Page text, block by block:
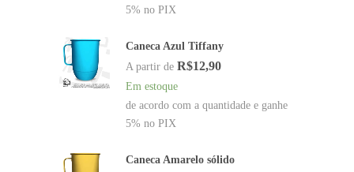
5% no PIX
Caneca Azul Tiffany
A partir de R$12,90
Em estoque
de acordo com a quantidade e ganhe
5% no PIX
Caneca Amarelo sólido